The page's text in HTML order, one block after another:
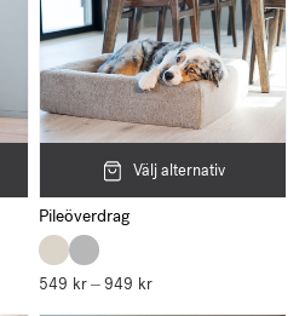
Välj alternativ
Pileöverdrag
549 kr –949 krPrisintervall: